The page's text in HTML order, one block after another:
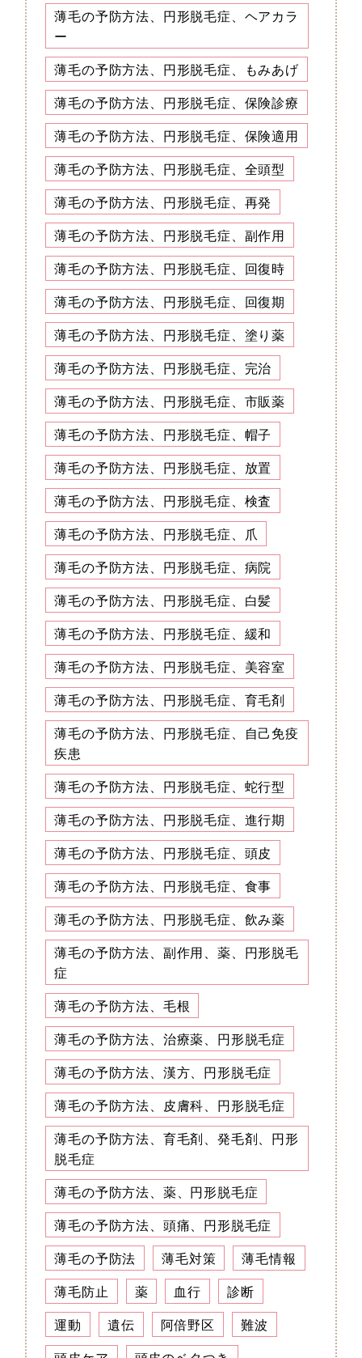
薄毛の予防方法、円形脱毛症、ヘアカラ
ー
薄毛の予防方法、円形脱毛症、もみあげ
薄毛の予防方法、円形脱毛症、保険診療
薄毛の予防方法、円形脱毛症、保険適用
薄毛の予防方法、円形脱毛症、全頭型
薄毛の予防方法、円形脱毛症、再発
薄毛の予防方法、円形脱毛症、副作用
薄毛の予防方法、円形脱毛症、回復時
薄毛の予防方法、円形脱毛症、回復期
薄毛の予防方法、円形脱毛症、塗り薬
薄毛の予防方法、円形脱毛症、完治
薄毛の予防方法、円形脱毛症、市販薬
薄毛の予防方法、円形脱毛症、帽子
薄毛の予防方法、円形脱毛症、放置
薄毛の予防方法、円形脱毛症、検査
薄毛の予防方法、円形脱毛症、爪
薄毛の予防方法、円形脱毛症、病院
薄毛の予防方法、円形脱毛症、白髪
薄毛の予防方法、円形脱毛症、緩和
薄毛の予防方法、円形脱毛症、美容室
薄毛の予防方法、円形脱毛症、育毛剤
薄毛の予防方法、円形脱毛症、自己免疫
疾患
薄毛の予防方法、円形脱毛症、蛇行型
薄毛の予防方法、円形脱毛症、進行期
薄毛の予防方法、円形脱毛症、頭皮
薄毛の予防方法、円形脱毛症、食事
薄毛の予防方法、円形脱毛症、飲み薬
薄毛の予防方法、副作用、薬、円形脱毛
症
薄毛の予防方法、毛根
薄毛の予防方法、治療薬、円形脱毛症
薄毛の予防方法、漢方、円形脱毛症
薄毛の予防方法、皮膚科、円形脱毛症
薄毛の予防方法、育毛剤、発毛剤、円形
脱毛症
薄毛の予防方法、薬、円形脱毛症
薄毛の予防方法、頭痛、円形脱毛症
薄毛の予防法
薄毛対策
薄毛情報
薄毛防止
薬 血行
診断
運動
遺伝 阿倍野区
難波